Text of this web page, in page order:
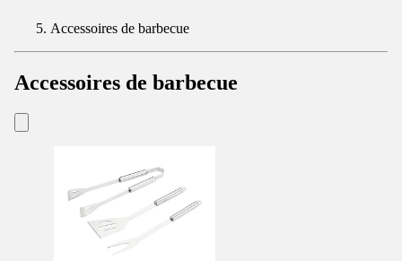
Accessoires de barbecue
Accessoires de barbecue